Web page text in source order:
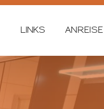
LINKS ANREISE